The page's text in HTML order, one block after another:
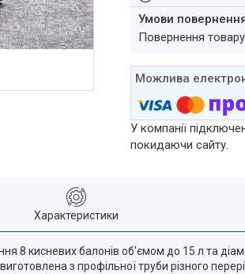
повернення
У компанії
покидаючи сайту.
Характеристики
8 кисневих балонів об'ємом до 15 л та
з профільної труби різного